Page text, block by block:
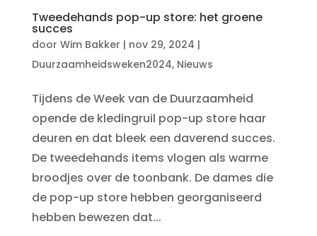
Tweedehands pop-up store: het groene
succes
door Wim Bakker | nov 29, 2024 |
Duurzaamheidsweken2024, Nieuws
Tijdens de Week van de Duurzaamheid
opende de kledingruil pop-up store haar
deuren en dat bleek een daverend succes.
De tweedehands items vlogen als warme
broodjes over de toonbank. De dames die
de pop-up store hebben georganiseerd
hebben bewezen dat...